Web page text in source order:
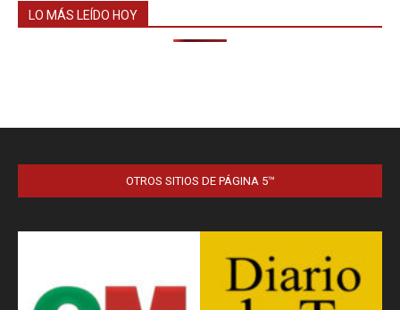
LO MÁS LEÍDO HOY
OTROS SITIOS DE PÁGINA 5™